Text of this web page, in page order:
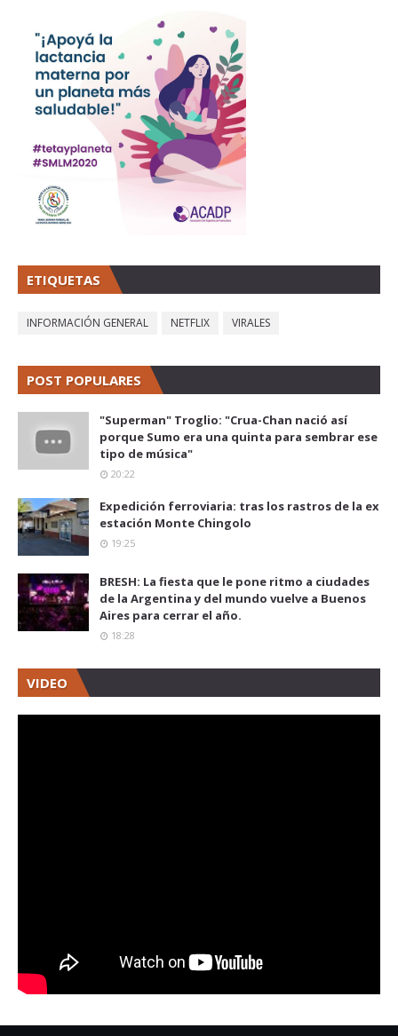
ETIQUETAS
INFORMACIÓN GENERAL NETFLIX VIRALES
POST POPULARES
"Superman" Troglio: "Crua-Chan nació así
porque Sumo era una quinta para sembrar ese
tipo de música"
20:22
Expedición ferroviaria: tras los rastros de la ex
estación Monte Chingolo
19:25
BRESH: La fiesta que le pone ritmo a ciudades
de la Argentina y del mundo vuelve a Buenos
Aires para cerrar el año.
18:28
VIDEO